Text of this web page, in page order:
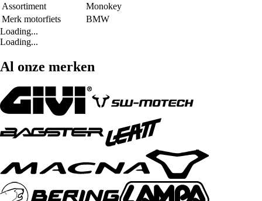
Assortiment
Monokey
Merk motorfiets
BMW
Loading...
Loading...
Al onze merken